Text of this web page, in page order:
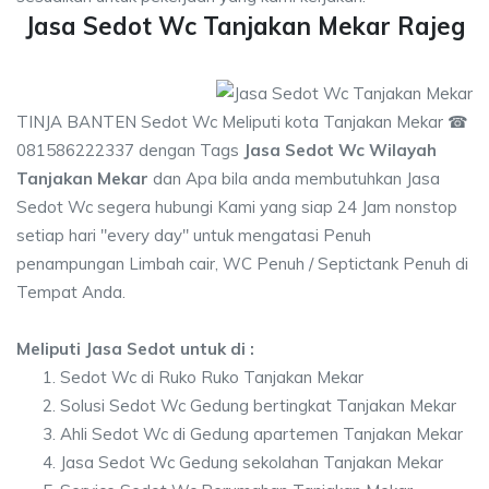
Jasa Sedot Wc Tanjakan Mekar Rajeg
TINJA BANTEN Sedot Wc Meliputi kota Tanjakan Mekar ☎
081586222337 dengan Tags Jasa Sedot Wc Wilayah
Tanjakan Mekar dan Apa bila anda membutuhkan Jasa
Sedot Wc segera hubungi Kami yang siap 24 Jam nonstop
setiap hari "every day" untuk mengatasi Penuh
penampungan Limbah cair, WC Penuh / Septictank Penuh di
Tempat Anda.
Meliputi Jasa Sedot untuk di :
Sedot Wc di Ruko Ruko Tanjakan Mekar
Solusi Sedot Wc Gedung bertingkat Tanjakan Mekar
Ahli Sedot Wc di Gedung apartemen Tanjakan Mekar
Jasa Sedot Wc Gedung sekolahan Tanjakan Mekar